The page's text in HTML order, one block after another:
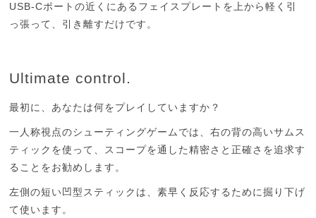
USB-Cポートの近くにあるフェイスプレートを上から軽く引
っ張って、引き離すだけです。
Ultimate control.
最初に、あなたは何をプレイしていますか？
一人称視点のシューティングゲームでは、右の背の高いサムス
ティックを使って、スコープを通した精密さと正確さを追求す
ることをお勧めします。
左側の短い凹型スティックは、素早く反応するために掘り下げ
て使います。